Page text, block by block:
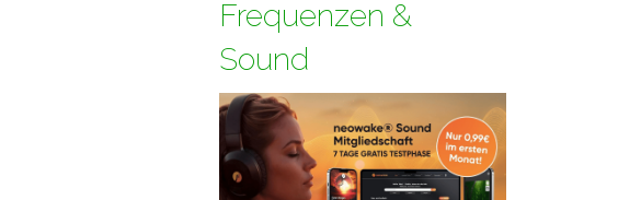
Frequenzen &
Sound